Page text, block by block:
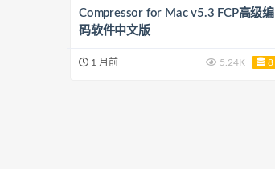
Compressor for Mac v5.3 FCP高级编
码软件中文版
1 月前 5.24K 8